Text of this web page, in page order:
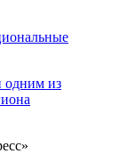
одним из